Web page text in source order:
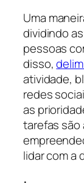
Uma
dividindo
pessoas
disso,
atividade,
redes
as
tarefas são
lidar com a